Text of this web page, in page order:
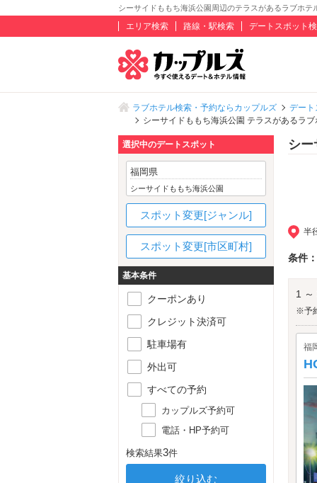
シーサイドももち海浜公園周辺のテラスがあるラブホテ
エリア検索 路線・駅検索 デートスポット
ラブホテル検索・予約ならカップルズ デート
シーサイドももち海浜公園 テラスがあるラブ
シ
半
条件：
1 ～
※予
福
選択中のデートスポット
福岡県
シーサイドももち海浜公園
スポット変更[ジャンル]
スポット変更[市区町村]
基本条件
クーポンあり
クレジット決済可
駐車場有
外出可
すべての予約
カップルズ予約可
電話・HP予約可
検索結果3件